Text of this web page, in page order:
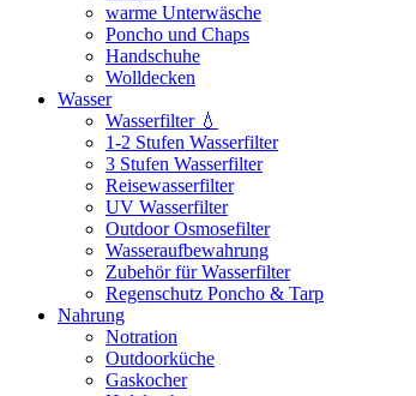
warme Unterwäsche
Poncho und Chaps
Handschuhe
Wolldecken
Wasser
Wasserfilter 💧
1-2 Stufen Wasserfilter
3 Stufen Wasserfilter
Reisewasserfilter
UV Wasserfilter
Outdoor Osmosefilter
Wasseraufbewahrung
Zubehör für Wasserfilter
Regenschutz Poncho & Tarp
Nahrung
Notration
Outdoorküche
Gaskocher